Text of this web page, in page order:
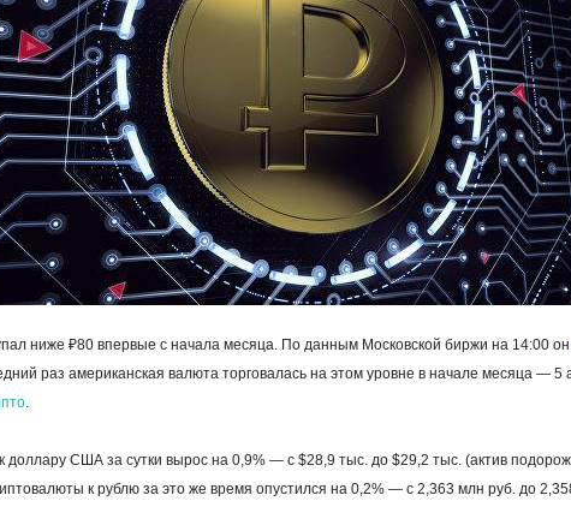
ниже ₽80 впервые с начала месяца. По данным Московской биржи на 14:00 он
раз американская валюта торговалась на этом уровне в начале месяца — 5
.
доллару США за сутки вырос на 0,9% — с $28,9 тыс. до $29,2 тыс. (актив
к рублю за это же время опустился на 0,2% — с 2,363 млн руб. до